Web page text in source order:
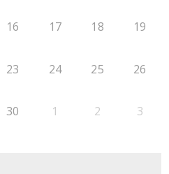
16 17 18 19
23 24 25 26
30 1 2 3